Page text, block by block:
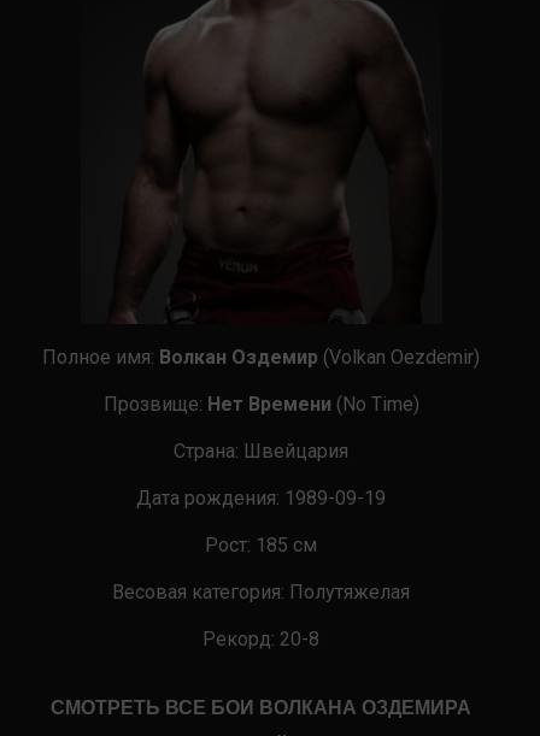
Полное имя: Волкан Оздемир (Volkan Oezdemir)
Прозвище: Нет Времени (No Time)
Страна: Швейцария
Дата рождения: 1989-09-19
Рост: 185 см
Весовая категория: Полутяжелая
Рекорд: 20-8
СМОТРЕТЬ ВСЕ БОИ ВОЛКАНА ОЗДЕМИРА